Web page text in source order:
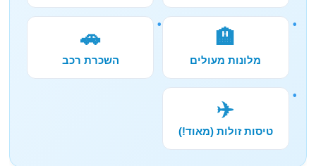
🏨
מלונות מעולים
🚗
השכרת רכב
✈️
טיסות זולות (מאוד!)